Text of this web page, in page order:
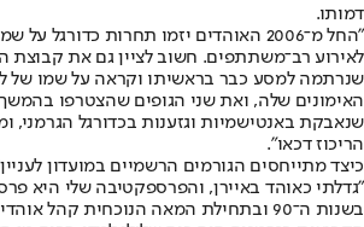
דמותו.
"החל מ־2006 האוהדים יזמו תחרות
לאירוע רב־משתתפים. חשוב לציין גם את קבוצת
שנרתמה למסע כבר בראשיתו וקראה על שמו של
שנאבקת באנטישמיות וגזענות בכדורגל הגרמני,
הריכוז דכאו".
כיצד מתייחסים הגורמים הרשמיים במועדון
"גדלתי כאוהד באיירן, והפרספקטיבה שלי היא
בשנות ה־90 ובתחילת המאה הנוכחית קהל